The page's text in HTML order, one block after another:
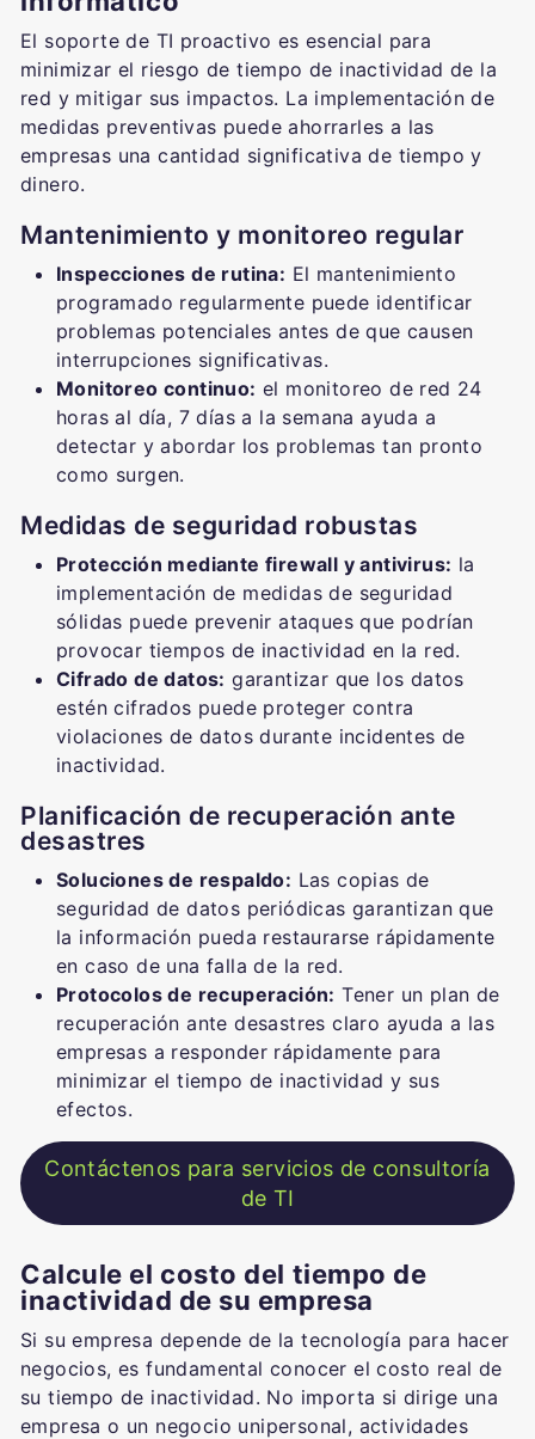
El soporte de TI proactivo es esencial para
minimizar el riesgo de tiempo de inactividad de la
red y mitigar sus impactos. La implementación de
medidas preventivas puede ahorrarles a las
empresas una cantidad significativa de tiempo y
dinero.
Mantenimiento y monitoreo regular
Inspecciones de rutina: El mantenimiento
programado regularmente puede identificar
problemas potenciales antes de que causen
interrupciones significativas.
Monitoreo continuo: el monitoreo de red 24
horas al día, 7 días a la semana ayuda a
detectar y abordar los problemas tan pronto
como surgen.
Medidas de seguridad robustas
Protección mediante firewall y antivirus: la
implementación de medidas de seguridad
sólidas puede prevenir ataques que podrían
provocar tiempos de inactividad en la red.
Cifrado de datos: garantizar que los datos
estén cifrados puede proteger contra
violaciones de datos durante incidentes de
inactividad.
Planificación de recuperación ante
desastres
Soluciones de respaldo: Las copias de
seguridad de datos periódicas garantizan que
la información pueda restaurarse rápidamente
en caso de una falla de la red.
Protocolos de recuperación: Tener un plan de
recuperación ante desastres claro ayuda a las
empresas a responder rápidamente para
minimizar el tiempo de inactividad y sus
efectos.
Contáctenos para servicios de consultoría
de TI
Calcule el costo del tiempo de
inactividad de su empresa
Si su empresa depende de la tecnología para hacer
negocios, es fundamental conocer el costo real de
su tiempo de inactividad. No importa si dirige una
empresa o un negocio unipersonal, actividades